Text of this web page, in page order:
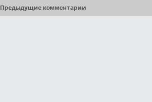
Предыдущие комментарии